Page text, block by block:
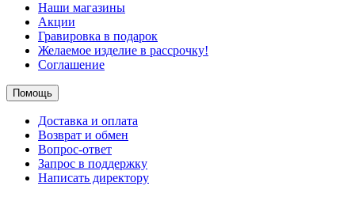
Наши магазины
Акции
Гравировка в подарок
Желаемое изделие в рассрочку!
Соглашение
Помощь
Доставка и оплата
Возврат и обмен
Вопрос-ответ
Запрос в поддержку
Написать директору